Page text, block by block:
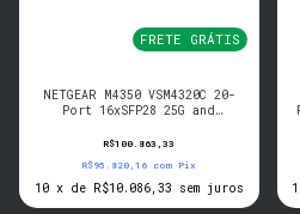
FRETE GRÁTIS
NETGEAR M4350 VSM4320C 20-
Port 16xSFP28 25G and
R$100.863,33
R$95.820,16 com Pix
10 x de R$10.086,33 sem juros